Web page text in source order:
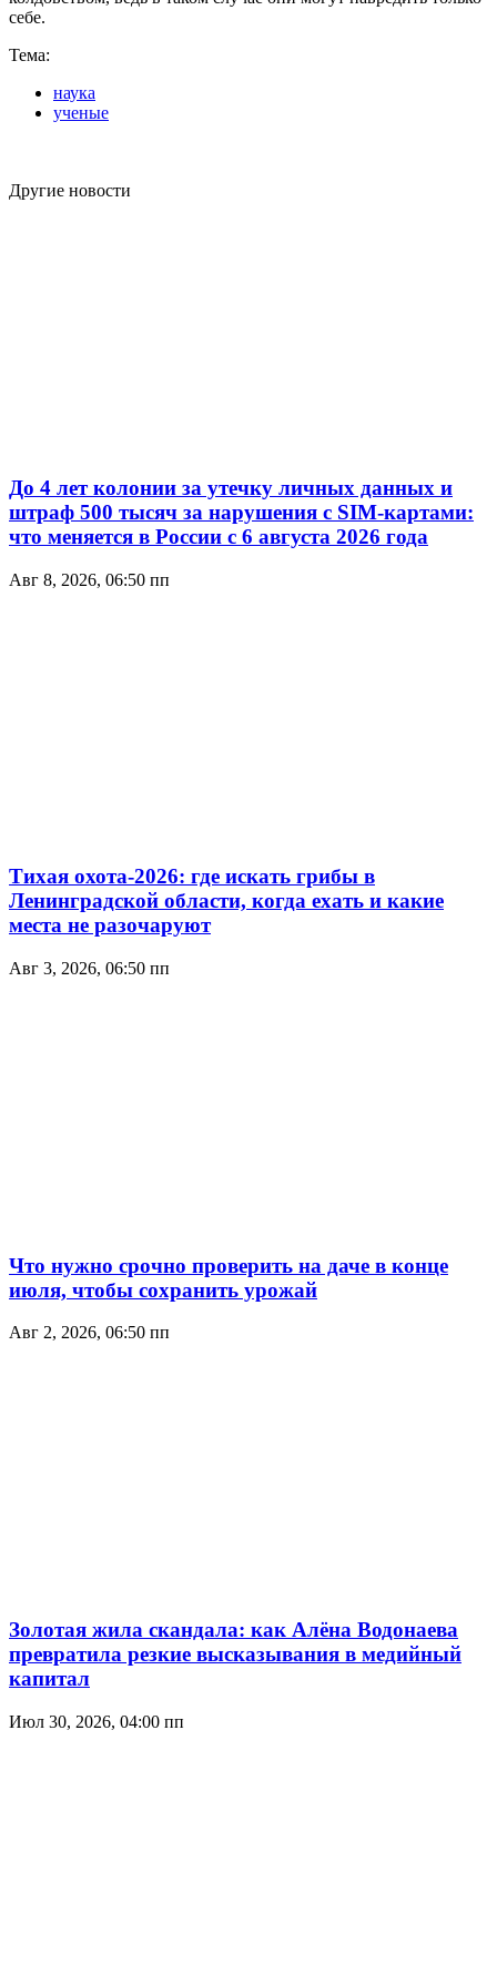
себе.
Тема:
наука
ученые
Другие новости
До 4 лет колонии за утечку личных данных и
штраф 500 тысяч за нарушения с SIM-картами:
что меняется в России с 6 августа 2026 года
Авг 8, 2026, 06:50 пп
Тихая охота-2026: где искать грибы в
Ленинградской области, когда ехать и какие
места не разочаруют
Авг 3, 2026, 06:50 пп
Что нужно срочно проверить на даче в конце
июля, чтобы сохранить урожай
Авг 2, 2026, 06:50 пп
Золотая жила скандала: как Алёна Водонаева
превратила резкие высказывания в медийный
капитал
Июл 30, 2026, 04:00 пп